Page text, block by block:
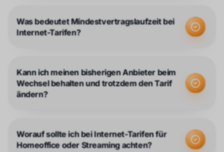
Was bedeutet Mindestvertragslaufzeit bei
Internet-Tarifen?
Kann ich meinen bisherigen Anbieter beim
Wechsel behalten und trotzdem den Tarif
ändern?
Worauf sollte ich bei Internet-Tarifen für
Homeoffice oder Streaming achten?